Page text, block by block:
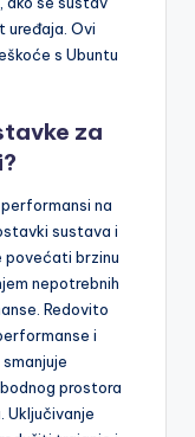
uređaja. Ovi
s Ubuntu
za
na
sustava i
povećati brzinu
nepotrebnih
Redovito
i
prostora
Uključivanje